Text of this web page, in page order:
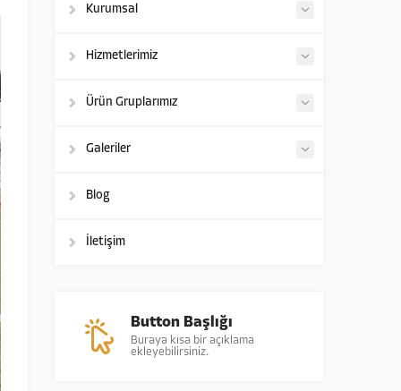
Kurumsal
Hizmetlerimiz
Ürün Gruplarımız
Galeriler
Blog
İletişim
Button Başlığı
Buraya kısa bir açıklama
ekleyebilirsiniz.